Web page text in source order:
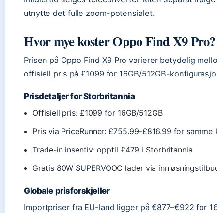
utnytte det fulle zoom-potensialet.
Hvor mye koster Oppo Find X9 Pro?
Prisen på Oppo Find X9 Pro varierer betydelig
offisiell pris på £1099 for 16GB/512GB-
Prisdetaljer for Storbritannia
Offisiell pris: £1099 for 16GB/512GB
Pris via PriceRunner: £755.99–£816.99 for samme
Trade-in insentiv: opptil £479 i Storbritannia
Gratis 80W SUPERVOOC lader via
Globale prisforskjeller
Importpriser fra EU-land ligger på €877–€922 for